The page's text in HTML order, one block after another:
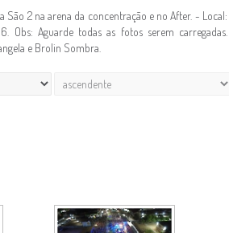
São 2 na arena da concentração e no After. - Local:
Obs: Aguarde todas as fotos serem carregadas.
e Brolin Sombra.